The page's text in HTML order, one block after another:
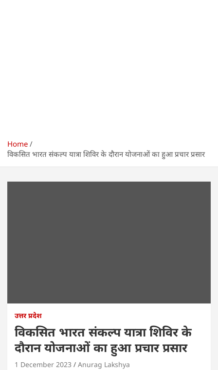
Home
विकसित भारत संकल्प यात्रा शिविर के दौरान योजनाओं का हुआ प्रचार प्रसार
उत्तर प्रदेश
विकसित भारत संकल्प यात्रा शिविर के
दौरान योजनाओं का हुआ प्रचार प्रसार
1 December 2023 Anurag Lakshya